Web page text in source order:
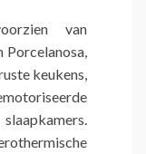
van
Porcelanosa,
keukens,